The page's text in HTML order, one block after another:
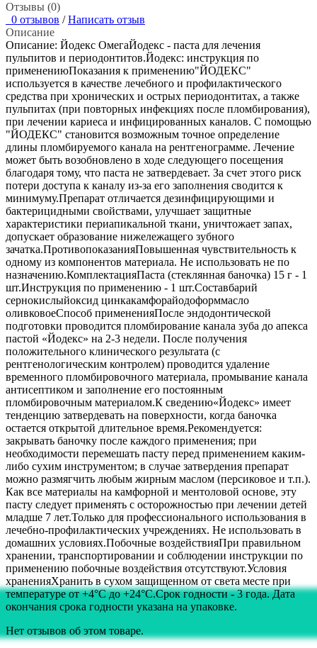
Отзывы (0)
0 отзывов / Написать отзыв
Описание
Описание: Йодекс ОмегаЙодекс - паста для лечения
пульпитов и периодонтитов.Йодекс: инструкция по
применениюПоказания к применению"ЙОДЕКС"
используется в качестве лечебного и профилактического
средства при хронических и острых периодонтитах, а также
пульпитах (при повторных инфекциях после пломбирования),
при лечении кариеса и инфицированных каналов. С помощью
"ЙОДЕКС" становится возможным точное определение
длины пломбируемого канала на рентгенограмме. Лечение
может быть возобновлено в ходе следующего посещения
благодаря тому, что паста не затвердевает. За счет этого риск
потери доступа к каналу из-за его заполнения сводится к
минимуму.Препарат отличается дезинфицирующими и
бактерицидными свойствами, улучшает защитные
характеристики периапикальной ткани, уничтожает запах,
допускает образование нижележащего зубного
зачатка.ПротивопоказанияПовышенная чувствительность к
одному из компонентов материала. Не использовать не по
назначению.КомплектацияПаста (стеклянная баночка) 15 г - 1
шт.Инструкция по применению - 1 шт.Составбарий
сернокислыйоксид цинкакамфорайодоформмасло
оливковоеСпособ примененияПосле эндодонтической
подготовки проводится пломбирование канала зуба до апекса
пастой «Йодекс» на 2-3 недели. После получения
положительного клинического результата (с
рентгенологическим контролем) проводится удаление
временного пломбировочного материала, промывание канала
антисептиком и заполнение его постоянным
пломбировочным материалом.К сведению«Йодекс» имеет
тенденцию затвердевать на поверхности, когда баночка
остается открытой длительное время.Рекомендуется:
закрывать баночку после каждого применения; при
необходимости перемешать пасту перед применением каким-
либо сухим инструментом; в случае затвердения препарат
можно размягчить любым жирным маслом (персиковое и т.п.).
Как все материалы на камфорной и ментоловой основе, эту
пасту следует применять с осторожностью при лечении детей
младше 7 лет.Только для профессионального использования в
лечебно-профилактических учреждениях. Не использовать в
домашних условиях.Побочные воздействияПри правильном
хранении, транспортировании и соблюдении инструкции по
применению побочные воздействия отсутствуют.Условия
храненияХранить в сухом защищенном от света месте при
температуре от +4°С до +24°С.Срок годности - 3 года. Дата
окончания срока годности указана на упаковке.
Нет отзывов об этом товаре.